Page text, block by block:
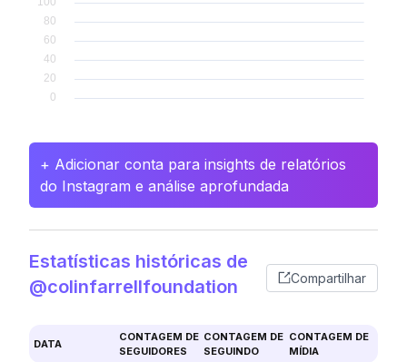
+ Adicionar conta para insights de relatórios
do Instagram e análise aprofundada
Estatísticas históricas de
@colinfarrellfoundation
Compartilhar
DATA
CONTAGEM DE
SEGUIDORES
CONTAGEM DE
SEGUINDO
CONTAGEM DE
MÍDIA